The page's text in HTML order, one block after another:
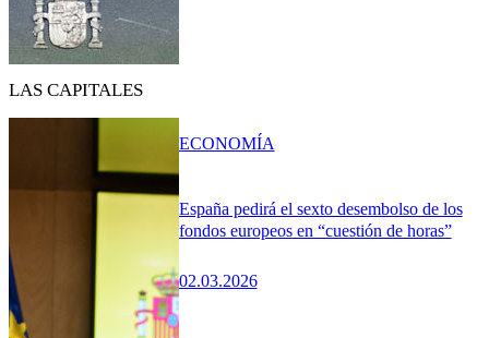
LAS CAPITALES
España pedirá el sexto desembolso de los
fondos europeos en “cuestión de horas”
02.03.2026
ECONOMÍA